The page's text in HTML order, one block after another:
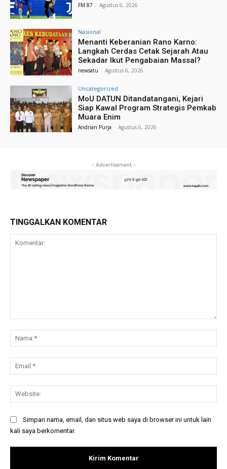
FM 87 - Agustus 6, 2026
Nasional
Menanti Keberanian Rano Karno:
Langkah Cerdas Cetak Sejarah Atau
Sekadar Ikut Pengabaian Massal?
newsatu - Agustus 6, 2026
Uncategorized
MoU DATUN Ditandatangani, Kejari
Siap Kawal Program Strategis Pemkab
Muara Enim
Andrian Purja - Agustus 6, 2026
- Advertisement -
TINGGALKAN KOMENTAR
Simpan nama, email, dan situs web saya di browser ini untuk lain
kali saya berkomentar.